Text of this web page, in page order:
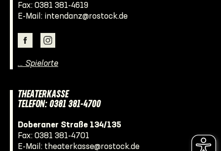
Fax: 0381 381-4619
E-Mail: intendanz@rostock.de
… Spielorte
THEATERKASSE
TELEFON: 0381 381-4700
Doberaner Straße 134/135
Fax: 0381 381-4701
E-Mail: theaterkasse@rostock.de